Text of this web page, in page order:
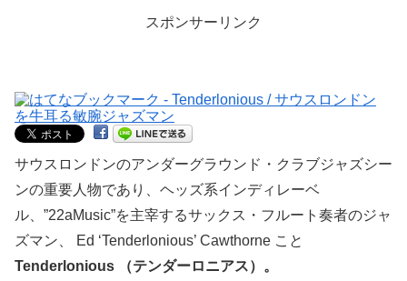
スポンサーリンク
サウスロンドンのアンダーグラウンド・クラブジャズシー
ンの重要人物であり、ヘッズ系インディレーベ
ル、”22aMusic”を主宰するサックス・フルート奏者のジャ
ズマン、 Ed ‘Tenderlonious’ Cawthorne こと
Tenderlonious （テンダーロニアス）。